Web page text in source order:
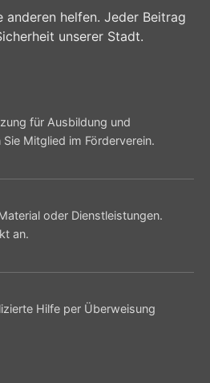
anderen helfen. Jeder Beitrag
unserer Stadt.
für Ausbildung und
Mitglied im Förderverein.
oder Dienstleistungen.
an.
Hilfe per Überweisung